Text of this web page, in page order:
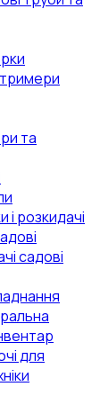
та
і розкидачі
садові
для